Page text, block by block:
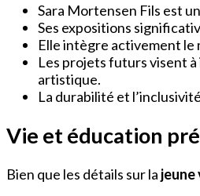
Sara Mortensen Fils est
Ses expositions
Elle intègre activement le
Les projets futurs visent
artistique.
La durabilité et
Vie et éducation
Bien que les détails sur la jeune